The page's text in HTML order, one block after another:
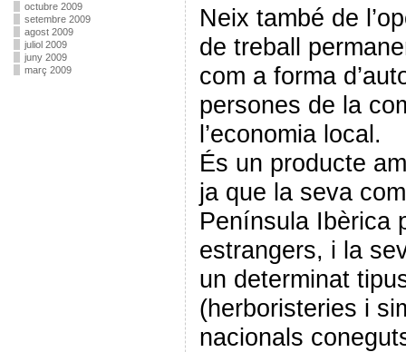
octubre 2009
setembre 2009
agost 2009
juliol 2009
juny 2009
març 2009
Neix també de
de treball
com a forma
persones de la
l’economia local.
És un producte
ja que la seva
Península Ibèrica
estrangers, i la
un determinat
(herboristeries i
nacionals